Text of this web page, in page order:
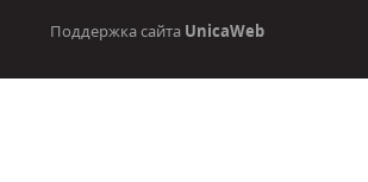
Поддержка сайта UnicaWeb